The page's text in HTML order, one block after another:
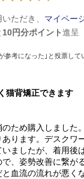
ただき、 マイペー
10円分ポイント進呈
参考になった｣と投票して
猫背矯正できます
ため購入しました
ります。デスクワ
ましたが、着用後
、姿勢改善に繋が
血流の流れが悪く